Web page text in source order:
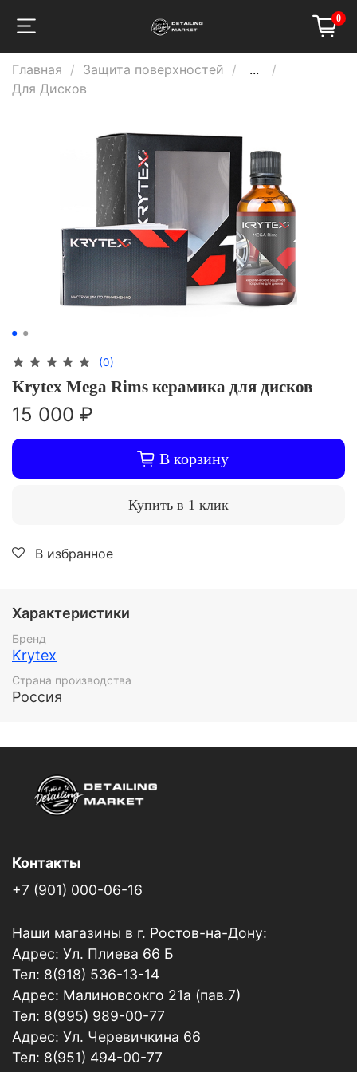
0
Главная Защита поверхностей
...
Для Дисков
(0)
Krytex Mega Rims керамика для дисков
15 000 ₽
В корзину
Купить в 1 клик
В избранное
Характеристики
Бренд
Krytex
Страна производства
Россия
Контакты
+7 (901) 000-06-16
Наши магазины в г. Ростов-на-Дону:
Адрес: Ул. Плиева 66 Б
Тел: 8(918) 536-13-14
Адрес: Малиновсокго 21а (пав.7)
Тел: 8(995) 989-00-77
Адрес: Ул. Черевичкина 66
Тел: 8(951) 494-00-77